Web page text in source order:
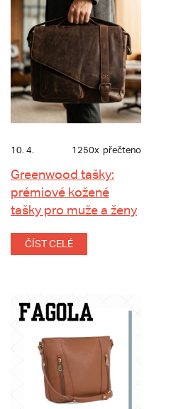
10. 4. 1250x přečteno
Greenwood tašky:
prémiové kožené
tašky pro muže a ženy
ČÍST CELÉ